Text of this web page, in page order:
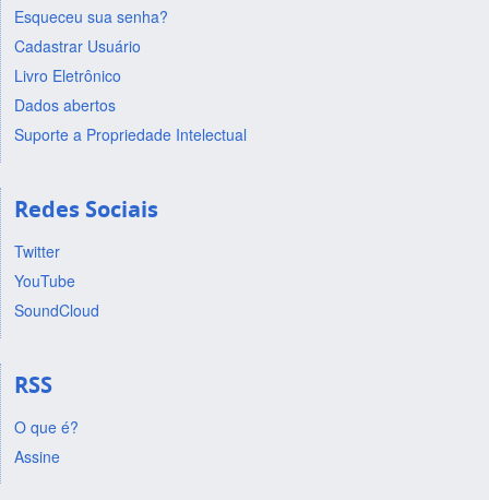
Esqueceu sua senha?
Cadastrar Usuário
Livro Eletrônico
Dados abertos
Suporte a Propriedade Intelectual
Redes Sociais
Twitter
YouTube
SoundCloud
RSS
O que é?
Assine